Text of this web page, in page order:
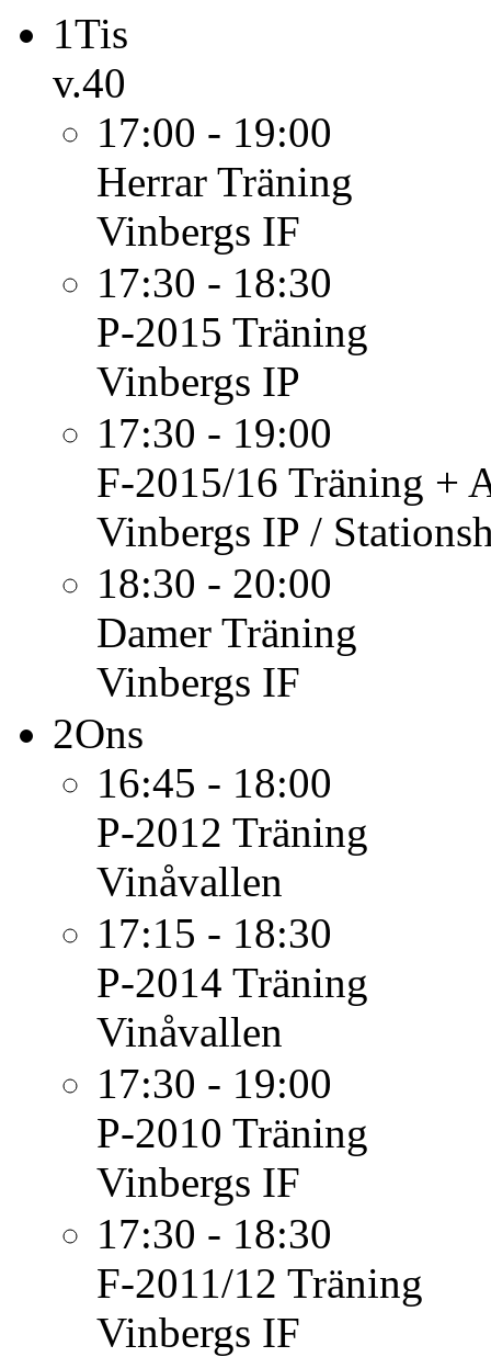
1Tis
v.40
17:00 - 19:00
Herrar Träning
Vinbergs IF
17:30 - 18:30
P-2015 Träning
Vinbergs IP
17:30 - 19:00
F-2015/16 Träning +
Vinbergs IP /
18:30 - 20:00
Damer Träning
Vinbergs IF
2Ons
16:45 - 18:00
P-2012 Träning
Vinåvallen
17:15 - 18:30
P-2014 Träning
Vinåvallen
17:30 - 19:00
P-2010 Träning
Vinbergs IF
17:30 - 18:30
F-2011/12 Träning
Vinbergs IF